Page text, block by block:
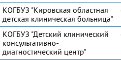
КОГБУЗ "Кировская областная
детская клиническая больница"
КОГБУЗ "Детский клинический
консультативно-
диагностический центр"